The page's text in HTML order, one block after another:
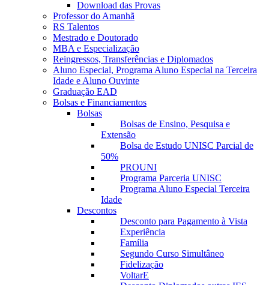
Download das Provas
Professor do Amanhã
RS Talentos
Mestrado e Doutorado
MBA e Especialização
Reingressos, Transferências e Diplomados
Aluno Especial, Programa Aluno Especial na Terceira
Idade e Aluno Ouvinte
Graduação EAD
Bolsas e Financiamentos
Bolsas
Bolsas de Ensino, Pesquisa e
Extensão
Bolsa de Estudo UNISC Parcial de
50%
PROUNI
Programa Parceria UNISC
Programa Aluno Especial Terceira
Idade
Descontos
Desconto para Pagamento à Vista
Experiência
Família
Segundo Curso Simultâneo
Fidelização
VoltarE